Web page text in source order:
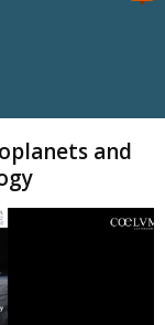
and